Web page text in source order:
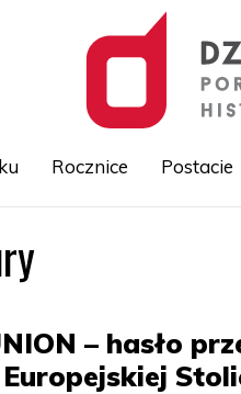
Rocznice Postacie
– hasło